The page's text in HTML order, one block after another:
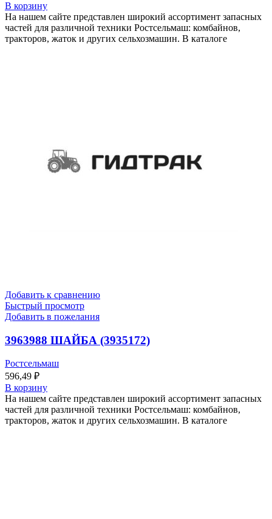
В корзину
На нашем сайте представлен широкий ассортимент запасных
частей для различной техники Ростсельмаш: комбайнов,
тракторов, жаток и других сельхозмашин. В каталоге
Добавить к сравнению
Быстрый просмотр
Добавить в пожелания
3963988 ШАЙБА (3935172)
Ростсельмаш
596,49 ₽
В корзину
На нашем сайте представлен широкий ассортимент запасных
частей для различной техники Ростсельмаш: комбайнов,
тракторов, жаток и других сельхозмашин. В каталоге